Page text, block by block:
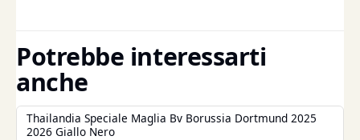
Potrebbe interessarti
anche
Thailandia Speciale Maglia Bv Borussia Dortmund 2025
2026 Giallo Nero